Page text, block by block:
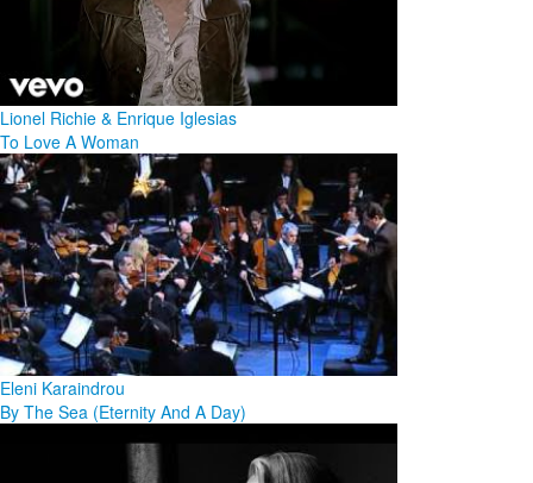
Lionel Richie & Enrique Iglesias
To Love A Woman
Eleni Karaindrou
By The Sea (Eternity And A Day)